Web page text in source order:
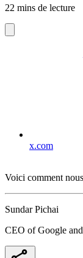
22 mins de lecture
x.com
Voici comment
Sundar Pichai
CEO of Google